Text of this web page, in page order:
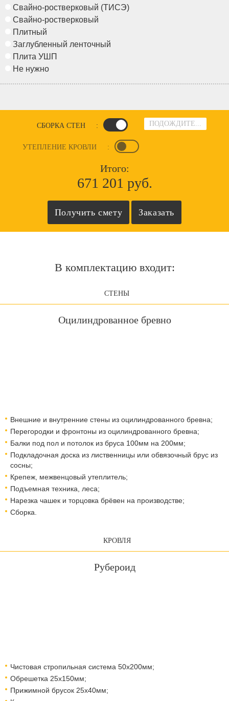
Свайно-ростверковый (ТИСЭ)
Свайно-ростверковый
Плитный
Заглубленный ленточный
Плита УШП
Не нужно
ПОДОЖДИТЕ...
СБОРКА СТЕН :
УТЕПЛЕНИЕ КРОВЛИ :
Итого:
671 201 руб.
В комплектацию входит:
СТЕНЫ
Оцилиндрованное бревно
Внешние и внутренние стены из оцилиндрованного бревна;
Перегородки и фронтоны из оцилиндрованного бревна;
Балки под пол и потолок из бруса 100мм на 200мм;
Подкладочная доска из лиственницы или обвязочный брус из
сосны;
Крепеж, межвенцовый утеплитель;
Подъемная техника, леса;​​​​​​​
Нарезка чашек и торцовка брёвен на производстве;
Сборка.
КРОВЛЯ
Рубероид
Чистовая стропильная система 50х200мм;
Обрешетка 25х150мм;
Прижимной брусок 25х40мм;